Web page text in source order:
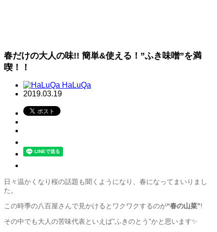
春だけの大人の味!! 簡単&使える！”ふき味噌”を満
喫！！
HaLuQa
2019.03.19
日々温かくなり桜の話題も聞くようになり、春になってまいりまし
た。
この時季の八百屋さんで見かけるとワクワクするのが“春の山菜”!
その中でも大人の苦味代表といえば”ふきのとう”かと思います✨